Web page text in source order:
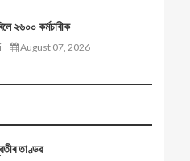
২৬০০ কৰ্মচাৰীক
August 07, 2026
তাণ্ডৱ